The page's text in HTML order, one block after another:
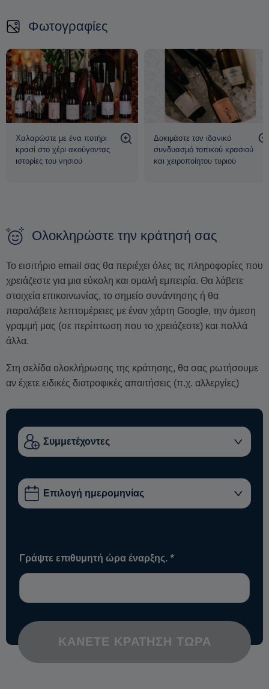
Φωτογραφίες
Χαλαρώστε με ένα ποτήρι
κρασί στο χέρι ακούγοντας
ιστορίες του νησιού
Δοκιμάστε τον ιδανικό
συνδυασμό τοπικού κρασιού
και χειροποίητου τυριού
Ολοκληρώστε την κράτησή σας
Το εισιτήριο email σας θα περιέχει όλες τις πληροφορίες που
χρειάζεστε για μια εύκολη και ομαλή εμπειρία. Θα λάβετε
στοιχεία επικοινωνίας, το σημείο συνάντησης ή θα
παραλάβετε λεπτομέρειες με έναν χάρτη Google, την άμεση
γραμμή μας (σε περίπτωση που το χρειάζεστε) και πολλά
άλλα.
Στη σελίδα ολοκλήρωσης της κράτησης, θα σας ρωτήσουμε
αν έχετε ειδικές διατροφικές απαιτήσεις (π.χ. αλλεργίες)
Γράψτε επιθυμητή ώρα έναρξης. *
ΚΆΝΕΤΕ ΚΡΆΤΗΣΗ ΤΏΡΑ